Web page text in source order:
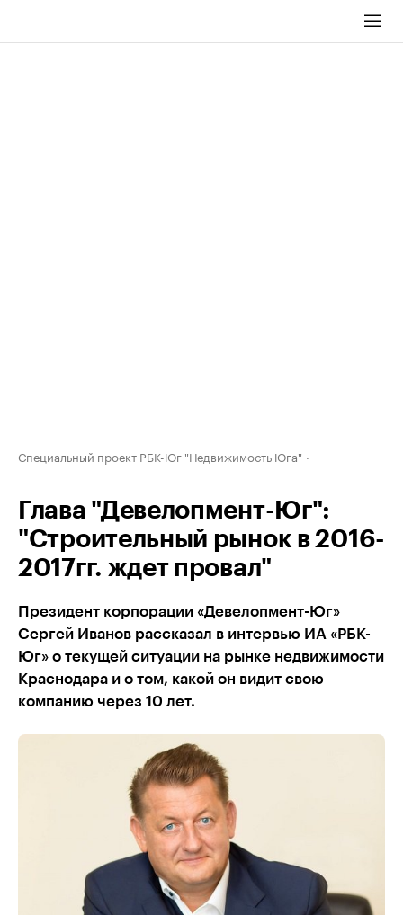
Специальный проект РБК-Юг "Недвижимость Юга"
Глава "Девелопмент-Юг":
"Строительный рынок в 2016-
2017гг. ждет провал"
Президент корпорации «Девелопмент-Юг»
Сергей Иванов рассказал в интервью ИА «РБК-
Юг» о текущей ситуации на рынке недвижимости
Краснодара и о том, какой он видит свою
компанию через 10 лет.